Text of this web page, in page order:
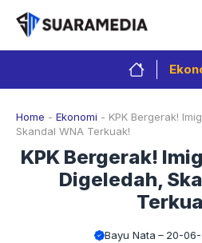
Langsung
isi
Home - Ekonomi - KPK Bergerak!
Skandal WNA Terkuak!
KPK Bergerak!
Digeledah,
Bayu Nata 20-